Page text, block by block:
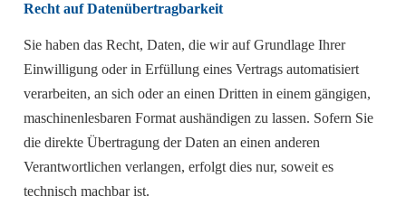
Recht auf Datenübertragbarkeit
Sie haben das Recht, Daten, die wir auf Grundlage Ihrer
Einwilligung oder in Erfüllung eines Vertrags automatisiert
verarbeiten, an sich oder an einen Dritten in einem gängigen,
maschinenlesbaren Format aushändigen zu lassen. Sofern Sie
die direkte Übertragung der Daten an einen anderen
Verantwortlichen verlangen, erfolgt dies nur, soweit es
technisch machbar ist.